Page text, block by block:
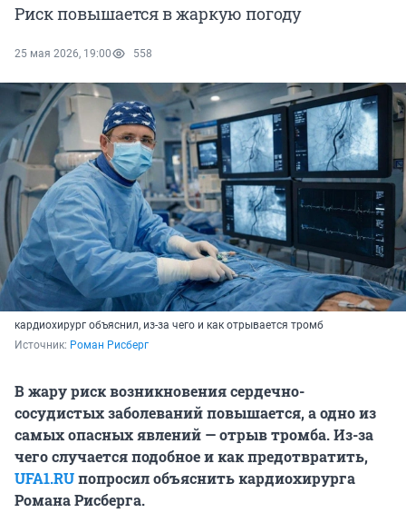
Риск повышается в жаркую погоду
25 мая 2026, 19:00 558
кардиохирург объяснил, из-за чего и как отрывается тромб
Источник: Роман Рисберг
В жару риск возникновения сердечно-
сосудистых заболеваний повышается, а одно из
самых опасных явлений — отрыв тромба. Из-за
чего случается подобное и как предотвратить,
UFA1.RUпопросил объяснить кардиохирурга
Романа Рисберга.